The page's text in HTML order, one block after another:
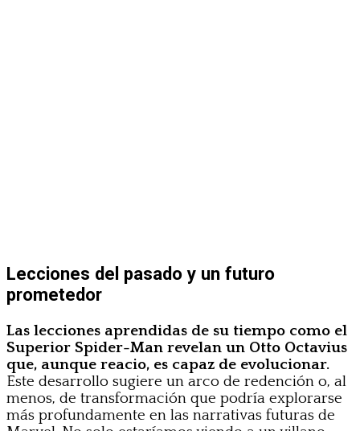
Lecciones del pasado y un futuro
prometedor
Las lecciones aprendidas de su tiempo como el
Superior Spider-Man revelan un Otto Octavius
que, aunque reacio, es capaz de evolucionar.
Este desarrollo sugiere un arco de redención o, al
menos, de transformación que podría explorarse
más profundamente en las narrativas futuras de